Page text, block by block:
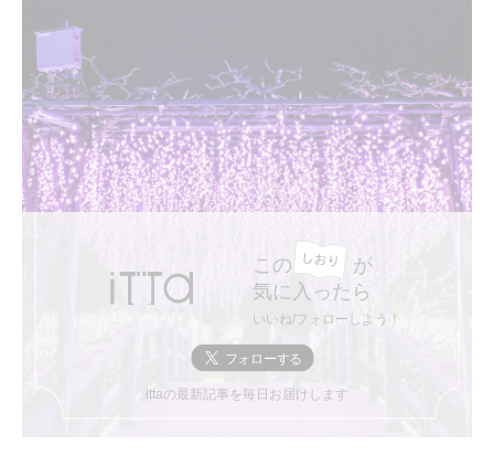
この
が
気に入ったら
いいね/フォローしよう！
ittaの最新記事を毎日お届けします